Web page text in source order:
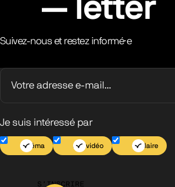
letter
Suivez-nous et restez informé·e
Je suis intéressé par
Cinéma Jeu vidéo Scolaire
S’INSCRIRE